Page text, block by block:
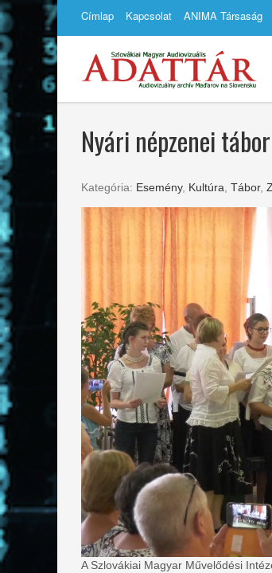
Címlap Kapcsolat ANIMA Társaság
Nyári népzenei
Kategória: Esemény, Kultúra Tábor,
A Szlovákiai Magyar Művelődési